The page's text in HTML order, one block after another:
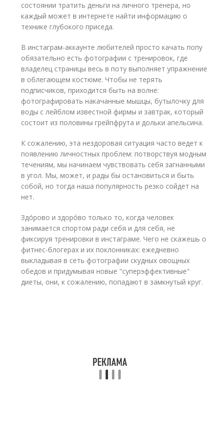
состоянии тратить деньги на личного тренера, но
каждый может в интернете найти информацию о
технике глубокого приседа.
В инстаграм-аккаунте любителей просто качать попу
обязательно есть фотографии с тренировок, где
владелец страницы весь в поту выполняет упражнение
в облегающем костюме. Чтобы не терять
подписчиков, приходится быть на волне:
фотографировать накачанные мышцы, бутылочку для
воды с лейблом известной фирмы и завтрак, который
состоит из половины грейпфрута и дольки апельсина.
К сожалению, эта нездоровая ситуация часто ведет к
появлению личностных проблем: потворствуя модным
течениям, мы начинаем чувствовать себя загнанными
в угол. Мы, может, и рады бы остановиться и быть
собой, но тогда наша популярность резко сойдет на
нет.
Здо́рово и здоро́во только то, когда человек
занимается спортом ради себя и для себя, не
фиксируя тренировки в инстаграме. Чего не скажешь о
фитнес-блогерах и их поклонниках: ежедневно
выкладывая в сеть фотографии скудных овощных
обедов и придумывая новые "суперэффективные"
диеты, они, к сожалению, попадают в замкнутый круг.